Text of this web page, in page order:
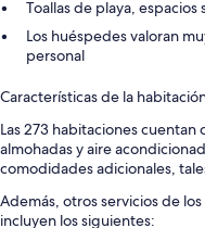
Toallas de playa, espacios
Los huéspedes valoran
personal
Características de la
Las 273 habitaciones
almohadas y aire
comodidades adicionales,
Además, otros servicios de
incluyen los siguientes: